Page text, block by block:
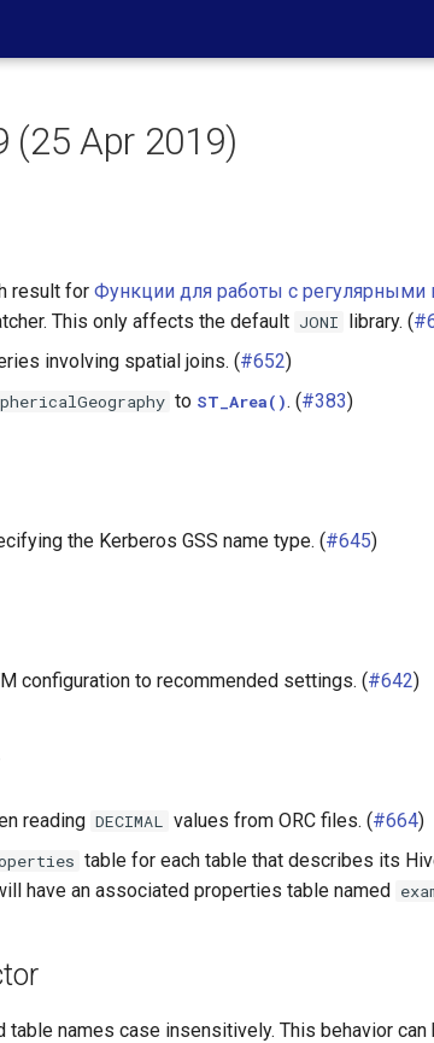
(25 Apr 2019)
result for Функции для работы с
This only affects the default JONI library. (
involving spatial joins. (#652)
to ST_Area(). (#383)
the Kerberos GSS name type. (#645)
configuration to recommended settings. (#642)
reading DECIMAL values from ORC files. (#664)
table for each table that describes its
have an associated properties table named
table names case insensitively. This behavior